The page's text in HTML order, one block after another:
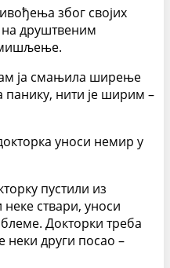
због својих
на друштвеним
ја смањила ширење
панику, нити је ширим –
уноси немир у
пустили из
ствари, уноси
Докторки треба
неки други посао –